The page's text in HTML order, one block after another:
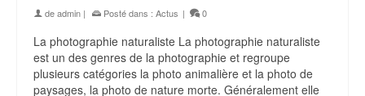
deadmin | Posté dans : Actus | 0
La photographie naturaliste La photographie naturaliste
est un des genres de la photographie et regroupe
plusieurs catégories la photo animalière et la photo de
paysages, la photo de nature morte. Généralement elle